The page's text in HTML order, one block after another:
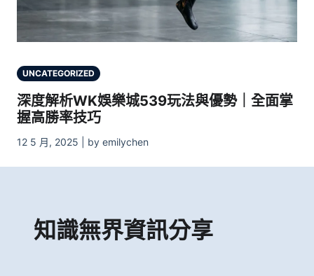
UNCATEGORIZED
深度解析WK娛樂城539玩法與優勢｜全面掌
握高勝率技巧
12 5 月, 2025 | by emilychen
知識無界資訊分享